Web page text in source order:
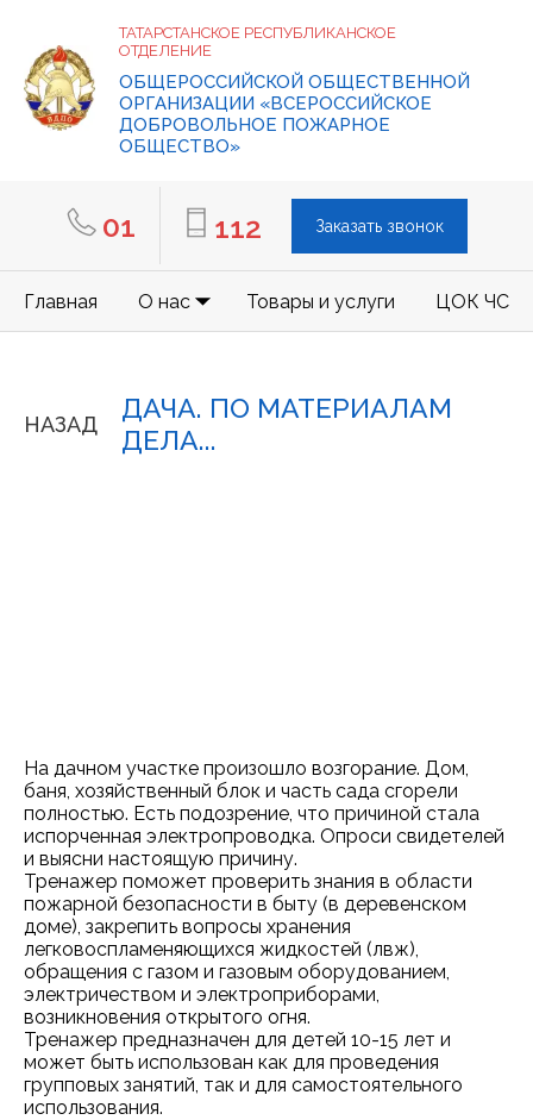
ТАТАРСТАНСКОЕ РЕСПУБЛИКАНСКОЕ
ОТДЕЛЕНИЕ
ОБЩЕРОССИЙСКОЙ ОБЩЕСТВЕННОЙ
ОРГАНИЗАЦИИ «ВСЕРОССИЙСКОЕ
ДОБРОВОЛЬНОЕ ПОЖАРНОЕ
ОБЩЕСТВО»
01 112 Заказать звонок
Главная О нас Товары и услуги ЦОК ЧС
НАЗАД
ДАЧА. ПО МАТЕРИАЛАМ
ДЕЛА...
На дачном участке произошло возгорание. Дом,
баня, хозяйственный блок и часть сада сгорели
полностью. Есть подозрение, что причиной стала
испорченная электропроводка. Опроси свидетелей
и выясни настоящую причину.
Тренажер поможет проверить знания в области
пожарной безопасности в быту (в деревенском
доме), закрепить вопросы хранения
легковоспламеняющихся жидкостей (лвж),
обращения с газом и газовым оборудованием,
электричеством и электроприборами,
возникновения открытого огня.
Тренажер предназначен для детей 10-15 лет и
может быть использован как для проведения
групповых занятий, так и для самостоятельного
использования.